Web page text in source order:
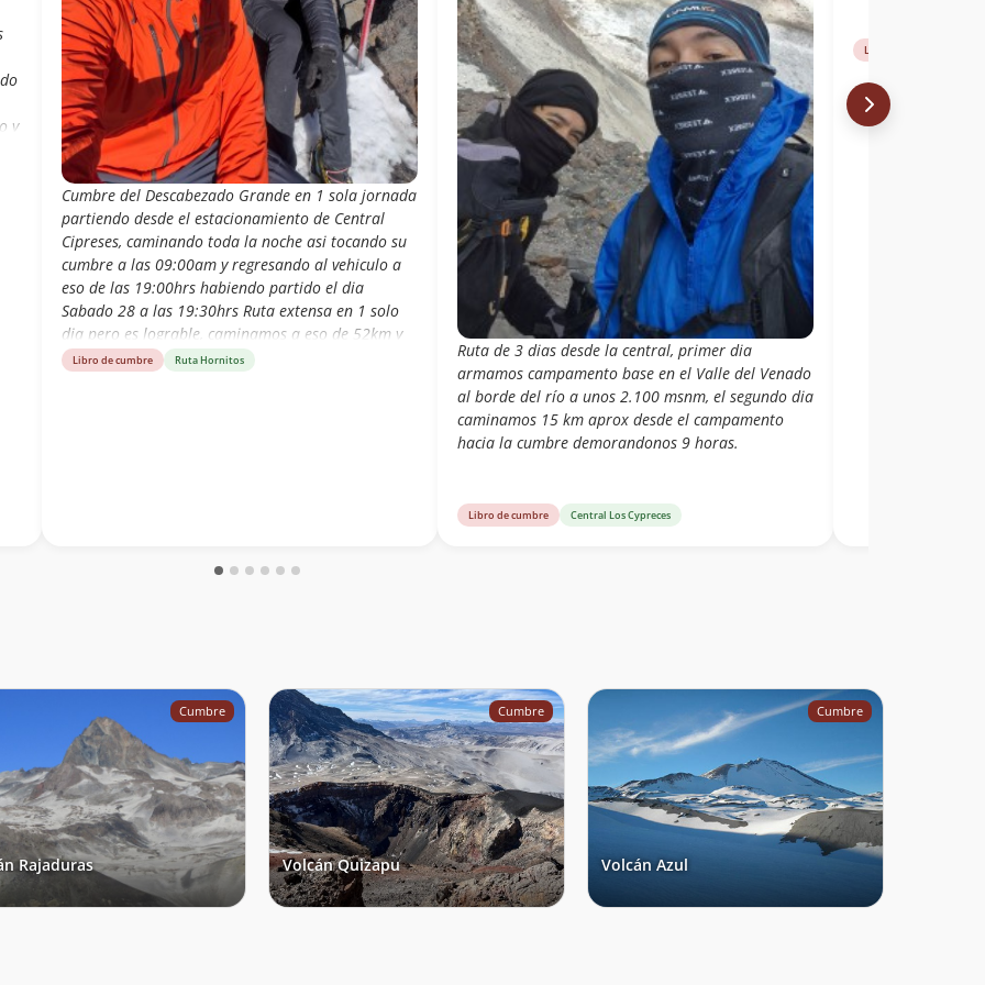
y
Cumbre del Descabezado Grande en 1 sola jornada
partiendo desde el estacionamiento de Central
Cipreses, caminando toda la noche asi tocando su
cumbre a las 09:00am y regresando al vehiculo a
eso de las 19:00hrs habiendo partido el dia
Sabado 28 a las 19:30hrs Ruta extensa en 1 solo
dia pero es lograble, caminamos a eso de 52km y
con desnivel positivo de 3.500m, pasando por
Libro de cumbre Ruta Hornitos
Ruta de 3 dias desde la central, primer dia
armamos campamento base en el Valle del Venado
al borde del río a unos 2.100 msnm, el segundo dia
caminamos 15 km aprox desde el campamento
hacia la cumbre demorandonos 9 horas.
Libro de cumbre Central Los Cypreces
Libro de cumbre
Cumbre
Rajaduras
Cumbre
Volcán Quizapu
Cumbre
Volcán Azul